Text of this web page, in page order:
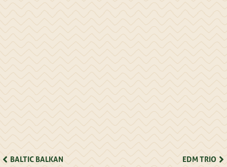
BALTIC BALKAN EDM TRIO